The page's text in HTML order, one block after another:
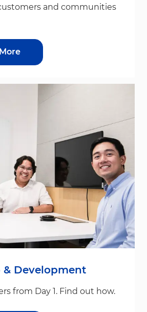
and communities
& Development
from Day 1. Find out how.
notification